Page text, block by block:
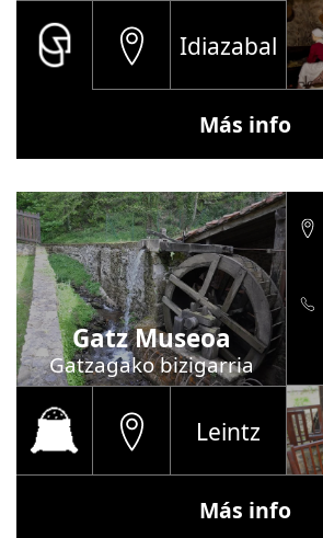
Idiazabal
Más info
Gatz Museoa
Gatzagako bizigarria
Leintz
Gatzaga
Más info